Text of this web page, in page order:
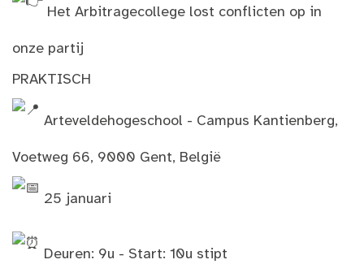
Het Arbitragecollege lost conflicten op in
onze partij
PRAKTISCH
Arteveldehogeschool - Campus Kantienberg,
Voetweg 66, 9000 Gent, België
25 januari
Deuren: 9u - Start: 10u stipt